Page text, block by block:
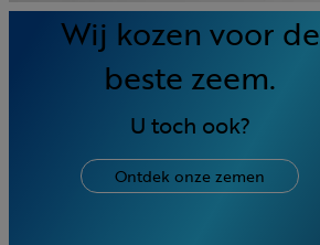
Wij kozen voor de
beste zeem.
U toch ook?
Ontdek onze zemen